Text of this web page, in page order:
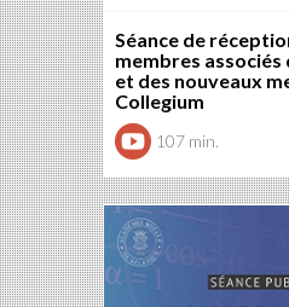
Séance de
membres associés
et des nouveaux
Collegium
107 min.